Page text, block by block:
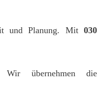
und Planung. Mit 030
übernehmen die